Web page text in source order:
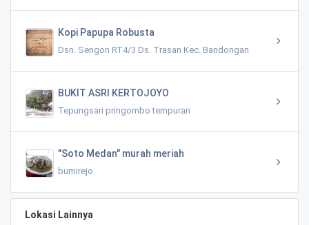
Kopi Papupa Robusta
Dsn. Sengon RT4/3 Ds. Trasan Kec. Bandongan
BUKIT ASRI KERTOJOYO
Tepungsari pringombo tempuran
"Soto Medan" murah meriah
bumirejo
Lokasi Lainnya